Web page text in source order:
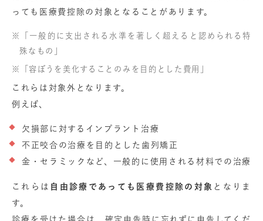
っても医療費控除の対象となることがあります。
「一般的に支出される水準を著しく超えると認められる特
殊なもの」
「容ぼうを美化することのみを目的とした費用」
これらは対象外となります。
例えば、
欠損部に対するインプラント治療
不正咬合の治療を目的とした歯列矯正
金・セラミックなど、一般的に使用される材料での治療
これらは 自由診療であっても医療費控除の対象 となりま
す。
診療を受けた場合は、確定申告時に忘れずに申告してくだ